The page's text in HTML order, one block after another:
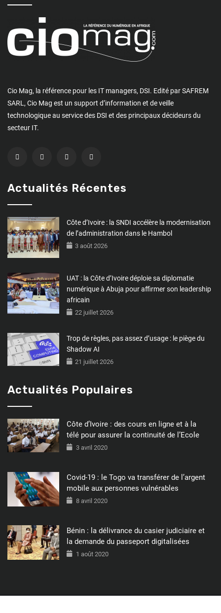
Cio Mag, la référence pour les IT managers, DSI. Edité par SAFREM
SARL, Cio Mag est un support d’information et de veille
technologique au service des DSI et des principaux décideurs du
secteur IT.
Actualités Récentes
Côte d’Ivoire : la SNDI accélère la modernisation
de l’administration dans le Hambol
3 août 2026
UAT : la Côte d’Ivoire déploie sa diplomatie
numérique à Abuja pour affirmer son leadership
africain
22 juillet 2026
Trop de règles, pas assez d’usage : le piège du
Shadow AI
21 juillet 2026
Actualités Populaires
Côte d’Ivoire : des cours en ligne et à la
télé pour assurer la continuité de l’Ecole
3 avril 2020
Covid-19 : le Togo va transférer de l’argent
mobile aux personnes vulnérables
8 avril 2020
Bénin : la délivrance du casier judiciaire et
la demande du passeport digitalisées
1 août 2020